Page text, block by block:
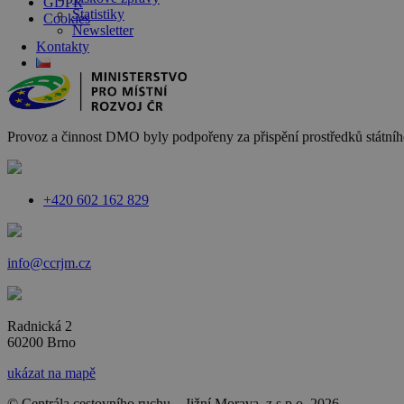
Statistiky
Newsletter
Kontakty
Cookies
Provoz a činnost DMO byly podpořeny za přispění prostředků
+420 602 162 829
info@ccrjm.cz
Radnická 2
60200 Brno
ukázat na mapě